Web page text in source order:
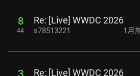
8
44
Re: [Live] WWDC 2026
s78513221 1月
3 Re: [Live] WWDC 2026